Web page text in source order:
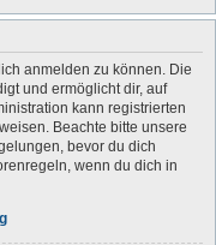
anmelden zu können. Die
und ermöglicht dir, auf
kann registrierten
Beachte bitte unsere
bevor du dich
wenn du dich in